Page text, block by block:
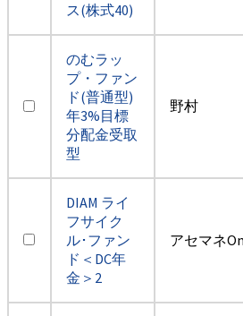
ス(株式40)
のむラッ
プ・ファン
ド(普通型)
年3%目標
分配金受取
型
野村
DIAM ライ
フサイク
ル･ファン
ド＜DC年
金＞2
アセマネ